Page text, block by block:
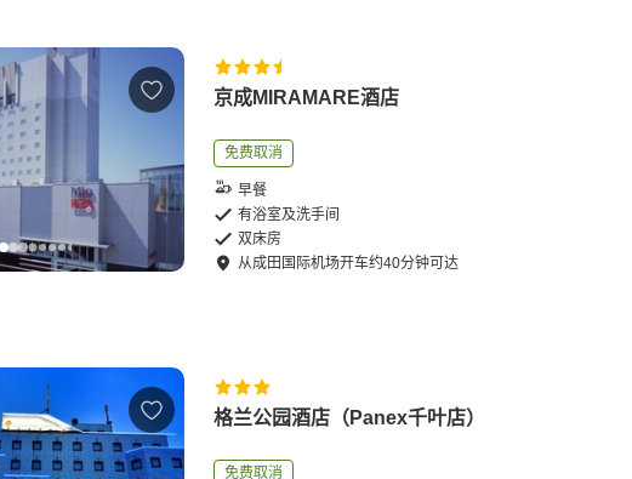
京成MIRAMARE酒店
免费取消
早餐
有浴室及洗手间
双床房
从成田国际机场开车约40分钟可达
格兰公园酒店（Panex千叶店）
免费取消